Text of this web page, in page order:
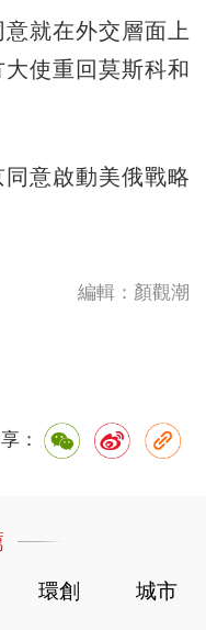
就在外交層面上
使重回莫斯科和
意啟動美俄戰略
編輯：顏觀潮
：
環創 城市